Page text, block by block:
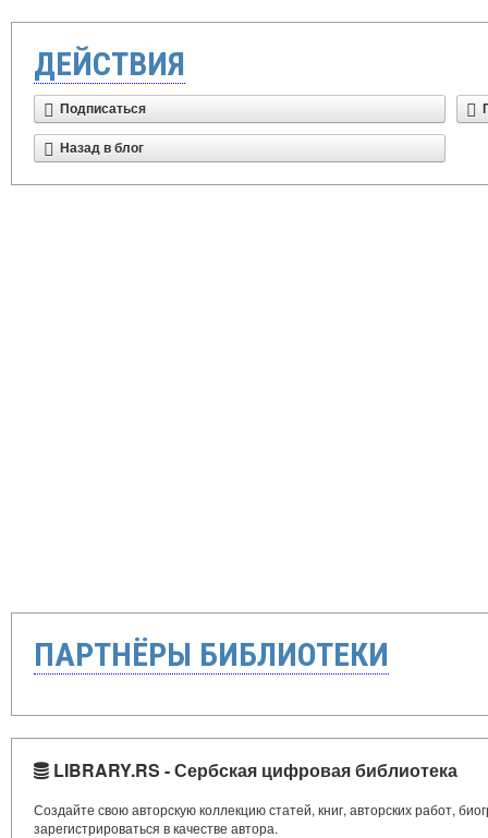
ДЕЙСТВИЯ
Подписаться
Назад в блог
ПАРТНЁРЫ БИБЛИОТЕКИ
LIBRARY.RS - Сербская цифровая библиотека
Создайте свою авторскую коллекцию статей, книг, авторских работ,
зарегистрироваться в качестве автора.